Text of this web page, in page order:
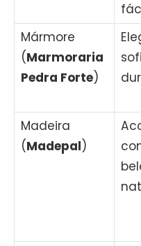
Mármore
(Marmoraria
Pedra Forte)
Madeira
(Madepal)